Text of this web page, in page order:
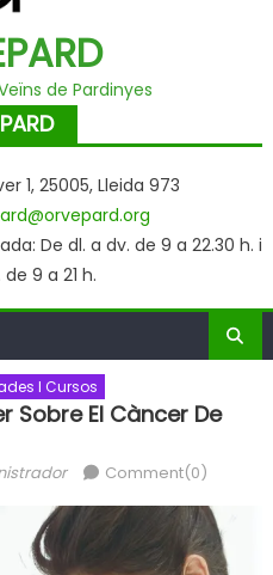
de Pardinyes
1, 25005, Lleida 973
De dl. a dv. de 9 a 22.30 h. i
9 a 21 h.
I Cursos
Sobre El Càncer De
Comment(0)